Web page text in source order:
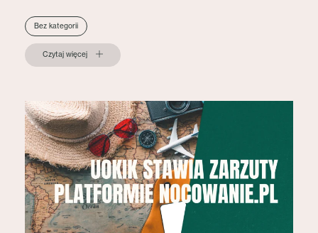
Bez kategorii
Czytaj więcej